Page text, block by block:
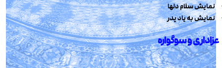
نمایش سلام دلها
نمایش به یاد پدر
عزاداری و سوگواره